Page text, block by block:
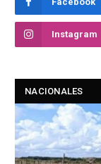
Instagram
NACIONALES